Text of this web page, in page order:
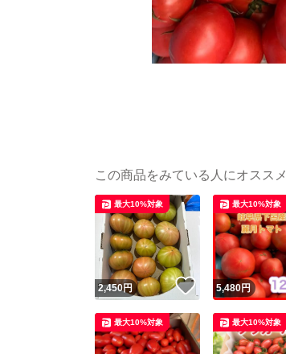
この商品をみている人にオススメ
2,450円 いいね！
最大10%対象
5,480円
最大10%対象
最大10%対象 最大10%対象